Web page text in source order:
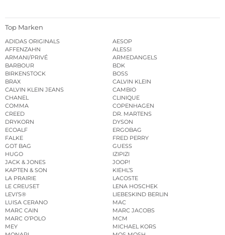
Top Marken
ADIDAS ORIGINALS
AESOP
AFFENZAHN
ALESSI
ARMANI/PRIVÉ
ARMEDANGELS
BARBOUR
BDK
BIRKENSTOCK
BOSS
BRAX
CALVIN KLEIN
CALVIN KLEIN JEANS
CAMBIO
CHANEL
CLINIQUE
COMMA
COPENHAGEN
CREED
DR. MARTENS
DRYKORN
DYSON
ECOALF
ERGOBAG
FALKE
FRED PERRY
GOT BAG
GUESS
HUGO
IZIPIZI
JACK & JONES
JOOP!
KAPTEN & SON
KIEHL’S
LA PRAIRIE
LACOSTE
LE CREUSET
LENA HOSCHEK
LEVI’S®
LIEBESKIND BERLIN
LUISA CERANO
MAC
MARC CAIN
MARC JACOBS
MARC O’POLO
MCM
MEY
MICHAEL KORS